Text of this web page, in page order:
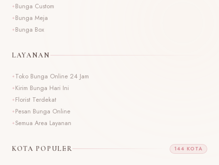
Bunga Custom
Bunga Meja
Bunga Box
LAYANAN
Toko Bunga Online 24 Jam
Kirim Bunga Hari Ini
Florist Terdekat
Pesan Bunga Online
Semua Area Layanan
KOTA POPULER 144 KOTA